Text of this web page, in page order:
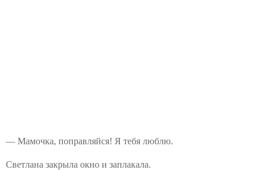
— Мамочка, поправляйся! Я тебя люблю.
Светлана закрыла окно и заплакала.